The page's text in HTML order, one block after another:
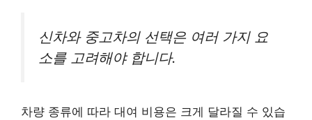
신차와 중고차의 선택은 여러 가지 요
소를 고려해야 합니다.
차량 종류에 따라 대여 비용은 크게 달라질 수 있습